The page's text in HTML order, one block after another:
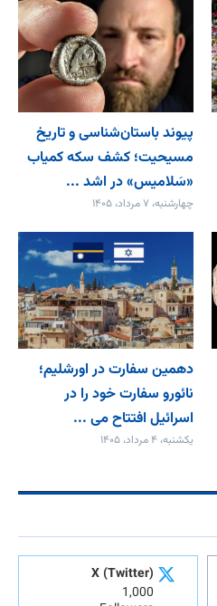
پیوند باستان‌شناسی و تاریخ
مسیحیت؛ کشف سکه کمیاب
«سَلامیس» در اشد ...
چهارشنبه، ۷ مرداد، ۱۴۰۵
دهمین سفارت در اورشلیم؛
نائورو سفارت خود را در
اسرائیل افتتاح می‌ ...
یکشنبه، ۴ مرداد، ۱۴۰۵
X (Twitter)
1,000